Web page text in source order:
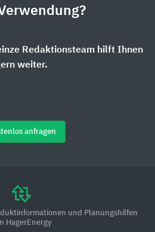
Redaktionsteam hilft Ihnen
weiter.
anfragen
und Planungshilfen
HagerEnergy